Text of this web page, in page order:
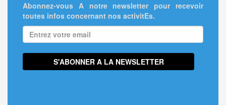
Abonnez-vous A notre newsletter pour recevoir
toutes infos concernant nos activitEs.